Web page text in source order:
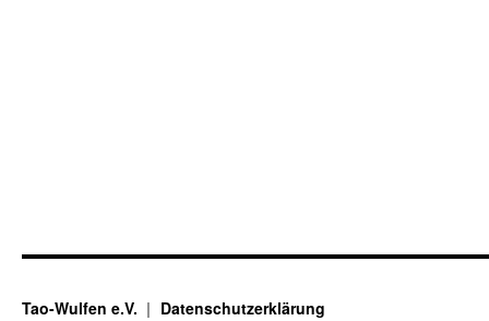
Tao-Wulfen e.V. Datenschutzerklärung